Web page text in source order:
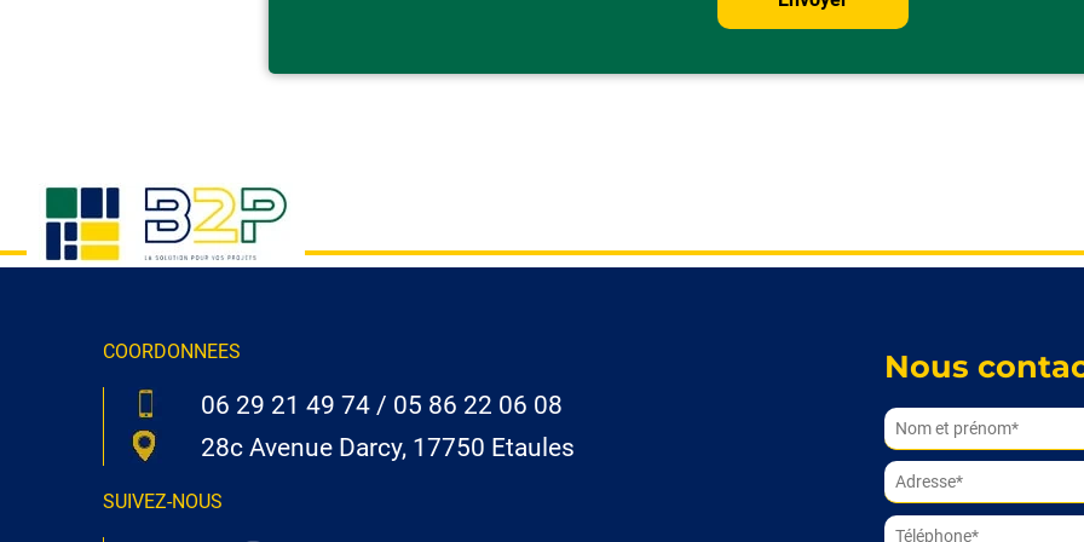
COORDONNEES
06 29 21 49 74 / 05 86 22 06 08
28c Avenue Darcy, 17750 Etaules
SUIVEZ-NOUS
Nous